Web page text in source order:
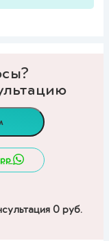
0 руб.